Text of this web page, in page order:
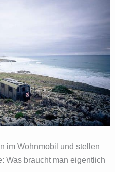
im Wohnmobil und stellen
Was braucht man eigentlich